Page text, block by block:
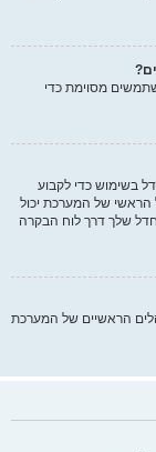
מסוימת כדי
בשימוש כדי לקבוע
הראשי של המערכת יכול
שלך דרך לוח הבקרה
הראשיים של המערכת